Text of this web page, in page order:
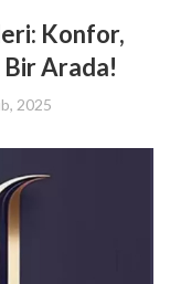
Konfor,
Arada!
2025